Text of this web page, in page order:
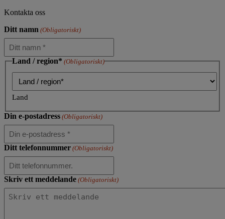
Kontakta oss
Ditt namn (Obligatoriskt)
Land / region* (Obligatoriskt)
Land
Din e-postadress (Obligatoriskt)
Ditt telefonnummer (Obligatoriskt)
Skriv ett meddelande (Obligatoriskt)